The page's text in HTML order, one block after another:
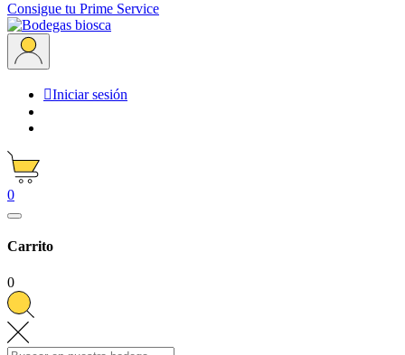
Consigue tu Prime Service
Iniciar sesión
0
Carrito
0